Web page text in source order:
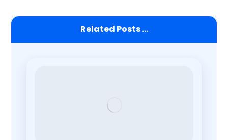
Related Posts ...